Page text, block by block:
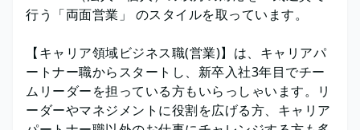
行う「両面営業」 のスタイルを取っています。
【キャリア領域ビジネス職(営業)】は、キャリアパ
ートナー職からスタートし、新卒入社3年目でチー
ムリーダーを担っている方もいらっしゃいます。リ
ーダーやマネジメントに役割を広げる方、キャリア